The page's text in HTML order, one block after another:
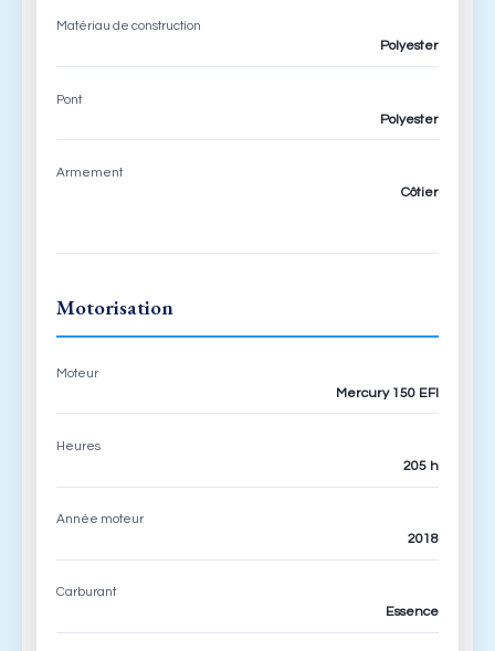
Matériau de construction
Polyester
Pont
Polyester
Armement
Côtier
Motorisation
Moteur
Mercury 150 EFI
Heures
205 h
Année moteur
2018
Carburant
Essence